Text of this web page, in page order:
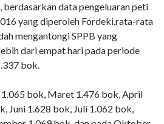
berdasarkan data pengeluaran peti
yang diperoleh Fordeki,rata-rata
mengantongi SPPB yang
dari empat hari pada periode
bok.
1.065 bok, Maret 1.476 bok, April
Juni 1.628 bok, Juli 1.062 bok,